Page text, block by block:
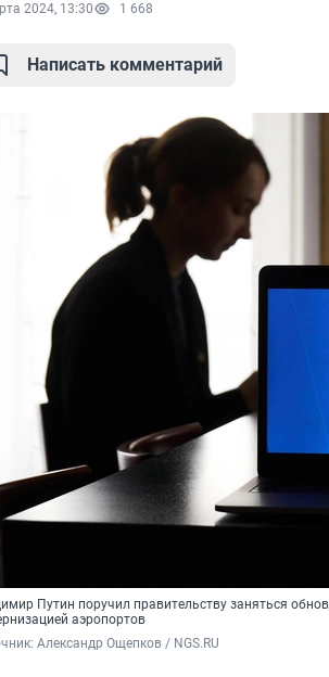
2024, 13:30 1 668
Написать комментарий
Путин поручил правительству заняться
аэропортов
Александр Ощепков / NGS.RU